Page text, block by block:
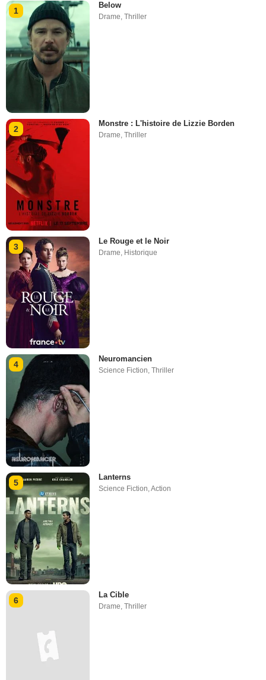
1
Below
Drame,Thriller
2
Monstre : L'histoire de Lizzie Borden
Drame ,Thriller
3
Le Rouge et le Noir
Drame, Historique
4
Neuromancien
Science Fiction,Thriller
5
Lanterns
Science Fiction ,Action
6
La Cible
Drame,Thriller